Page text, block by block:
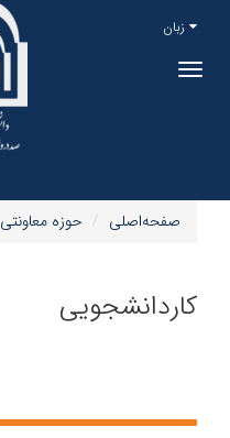
Toggle
زبان
صفحه‌اصلی حوزه معاونتی
کاردانشجویی